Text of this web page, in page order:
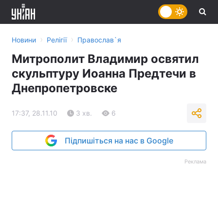
Новини › Релігії › Православ`я
Митрополит Владимир освятил
скульптуру Иоанна Предтечи в
Днепропетровске
17:37, 28.11.10 3 хв. 6
Підпишіться на нас в Google
Реклама